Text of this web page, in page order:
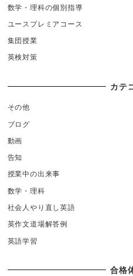
数学・理科の個別指導
ユースプレミアコース
集団授業
英検対策
カテ
その他
ブログ
動画
告知
授業中の出来事
数学・理科
社会人やり直し英語
英作文道場解答例
英語学習
合格